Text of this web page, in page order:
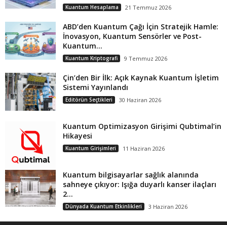
Kuantum Hesaplama 21 Temmuz 2026
ABD’den Kuantum Çağı İçin Stratejik Hamle:
İnovasyon, Kuantum Sensörler ve Post-
Kuantum...
Kuantum Kriptografi 9 Temmuz 2026
Çin’den Bir İlk: Açık Kaynak Kuantum İşletim
Sistemi Yayınlandı
Editörün Seçtikleri 30 Haziran 2026
Kuantum Optimizasyon Girişimi Qubtimal’in
Hikayesi
Kuantum Girişimleri 11 Haziran 2026
Kuantum bilgisayarlar sağlık alanında
sahneye çıkıyor: Işığa duyarlı kanser ilaçları
2...
Dünyada Kuantum Etkinlikleri 3 Haziran 2026